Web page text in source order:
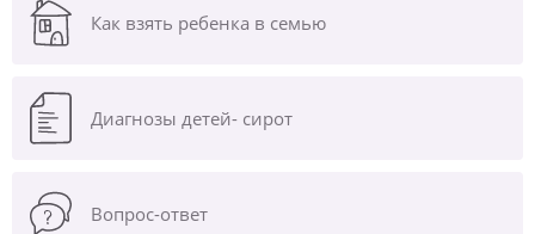
Как взять ребенка в семью
Диагнозы детей- сирот
Вопрос-ответ